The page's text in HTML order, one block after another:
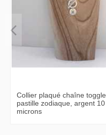
Collier plaqué chaîne toggle
pastille zodiaque, argent 10
microns